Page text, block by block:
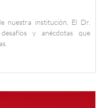
nuestra institución, El Dr.
y anécdotas que